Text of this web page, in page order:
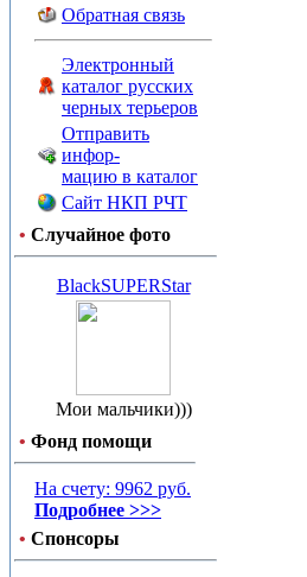
Обратная связь
Электронный
каталог русских
черных терьеров
Отправить
инфор-
мацию в каталог
Сайт НКП РЧТ
• Случайное фото
BlackSUPERStar
Мои мальчики)))
• Фонд помощи
На счету: 9962 руб.
Подробнее >>>
• Спонсоры